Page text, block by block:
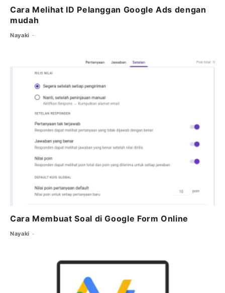
Cara Melihat ID Pelanggan Google Ads dengan
mudah
Nayaki
Cara Membuat Soal di Google Form Online
Nayaki